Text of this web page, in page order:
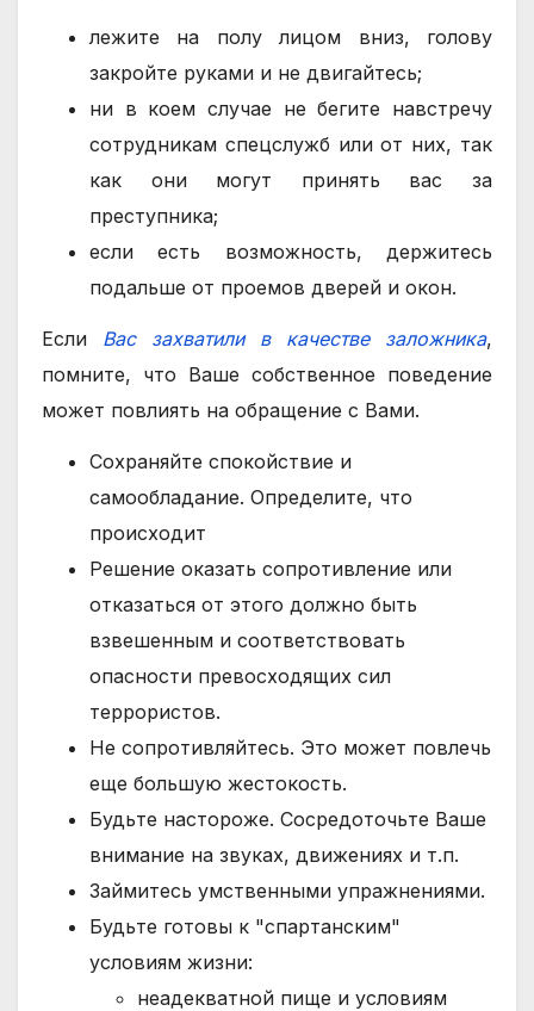
лежите на полу лицом вниз, голову
закройте руками и не двигайтесь;
ни в коем случае не бегите навстречу
сотрудникам спецслужб или от них, так
как они могут принять вас за
преступника;
если есть возможность, держитесь
подальше от проемов дверей и окон.
Если Вас захватили в качестве заложника,
помните, что Ваше собственное поведение
может повлиять на обращение с Вами.
Сохраняйте спокойствие и
самообладание. Определите, что
происходит
Решение оказать сопротивление или
отказаться от этого должно быть
взвешенным и соответствовать
опасности превосходящих сил
террористов.
Не сопротивляйтесь. Это может повлечь
еще большую жестокость.
Будьте настороже. Сосредоточьте Ваше
внимание на звуках, движениях и т.п.
Займитесь умственными упражнениями.
Будьте готовы к "спартанским"
условиям жизни:
неадекватной пище и условиям